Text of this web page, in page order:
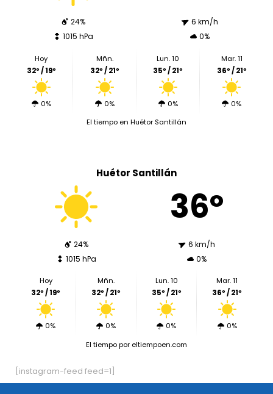
24%
6 km/h
1015 hPa
0%
Hoy
32º / 19º
0%
Mñn.
32º / 21º
0%
Lun. 10
35º / 21º
0%
Mar. 11
36º / 21º
0%
El tiempo en Huétor Santillán
Huétor Santillán
36º
24%
6 km/h
1015 hPa
0%
Hoy
32º / 19º
0%
Mñn.
32º / 21º
0%
Lun. 10
35º / 21º
0%
Mar. 11
36º / 21º
0%
El tiempopor eltiempoen.com
[instagram-feed feed=1]